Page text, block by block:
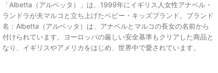
「Albetta（アルベッタ）」は、1999年にイギリス人女性アナベル・
ランドラが夫マルコと立ち上げたベビー・キッズブランド。ブランド
名：Albetta（アルベッタ）は、アナベルとマルコの長女の名前から
付けられています。ヨーロッパの厳しい安全基準もクリアした商品と
なり、イギリスやアメリカをはじめ、世界中で愛されています。